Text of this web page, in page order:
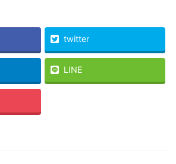
twitter
LINE